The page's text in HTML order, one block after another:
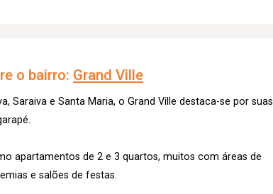
o bairro: Grand Ville
Saraiva e Santa Maria, o Grand Ville destaca-se por suas
apartamentos de 2 e 3 quartos, muitos com áreas de
e salões de festas.